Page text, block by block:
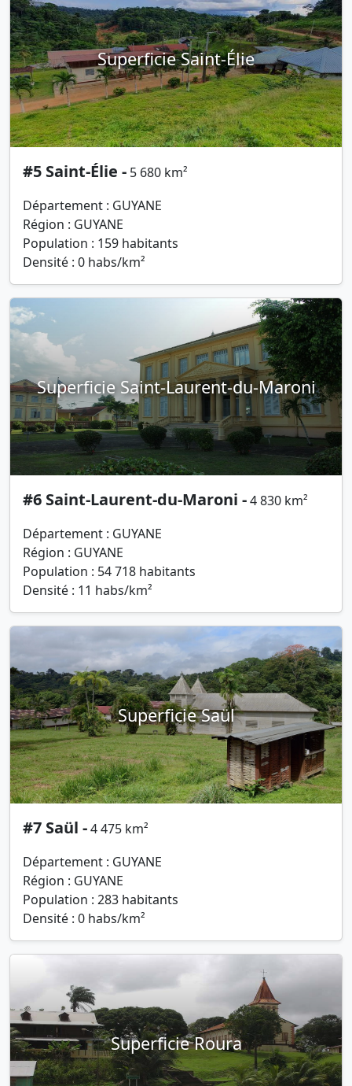
Superficie Saint-Élie
#5 Saint-Élie - 5 680 km²
Département : GUYANE
Région : GUYANE
Population : 159 habitants
Densité : 0 habs/km²
Superficie Saint-Laurent-du-Maroni
#6 Saint-Laurent-du-Maroni -4 830 km²
Département : GUYANE
Région : GUYANE
Population : 54 718 habitants
Densité : 11 habs/km²
Superficie Saül
#7 Saül -4 475 km²
Département : GUYANE
Région : GUYANE
Population : 283 habitants
Densité : 0 habs/km²
Superficie Roura